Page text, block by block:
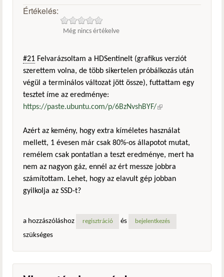
Értékelés:
Még nincs értékelve
#21 Felvarázsoltam a HDSentinelt (grafikus verziót
szerettem volna, de több sikertelen próbálkozás után
végül a terminálos változat jött össze), futtattam egy
tesztet íme az eredménye:
https://paste.ubuntu.com/p/6BzNvshBYF/(külső
Azért az kemény, hogy extra kíméletes használat
mellett, 1 évesen már csak 80%-os állapotot mutat,
remélem csak pontatlan a teszt eredménye, mert ha
nem az nagyon gáz, ennél az ért messze jobbra
számítottam. Lehet, hogy az elavult gép jobban
gyilkolja az SSD-t?
a hozzászóláshoz regisztráció és bejelentkezés
szükséges